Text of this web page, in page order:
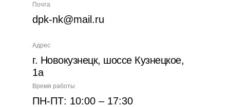
Почта
dpk-nk@mail.ru
Время работы
ПН-ПТ: 10:00 – 17:30
Адрес
г. Новокузнецк, шоссе Кузнецкое,
1а